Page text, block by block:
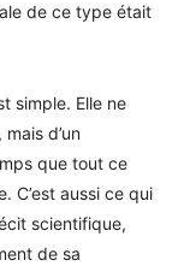
de ce type était
simple. Elle ne
d’un
que tout ce
C’est aussi ce qui
scientifique,
de sa